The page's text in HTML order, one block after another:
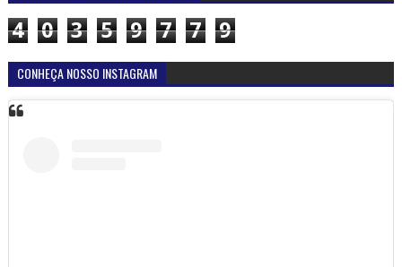
4 0 3 5 9 7 7 9
CONHEÇA NOSSO INSTAGRAM